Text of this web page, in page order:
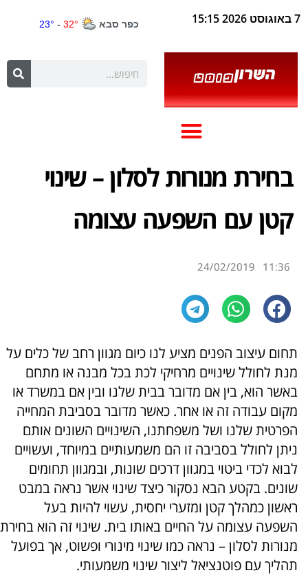
7 באוגוסט 2026 15:15
בחירת מנורות לסלון – שינוי
קטן עם השפעה עצומה
11:36
24/02/2019
תחום עיצוב הפנים מציע לנו כיום מגוון רחב של כלים על
מנת לחולל שינויים מרחיקי לכת בכל מבנה או מתחם
באשר הוא, בין אם מדובר בבית שלנו ובין אם במשרד או
מקום עבודה זה או אחר. כאשר מדובר בסביבת המחייה
הפרטית שלנו ושל משפחתנו, השינויים השונים אותם
ניתן לחולל בסביבה זו הם משמעותיים במיוחד, ועשויים
לבוא לכדי ביטוי במגוון דרכים שונות, ובמגוון תחומים
שונים. בקטע הבא נסקור כיצד שינוי אשר נראה במבט
ראשון כמהלך קטן ומזערי יחסית, עשוי להיות בעל
השפעה עצומה על החיים באותו בית. שינוי זה הוא בחירת
מנורות לסלון – נראה כמו שינוי מינורי ופשוט, אך בפועל
תהליך עם פוטנציאל ליצור שינוי משמעותי.